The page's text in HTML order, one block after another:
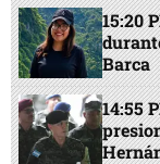
15:20
Barca
14:55